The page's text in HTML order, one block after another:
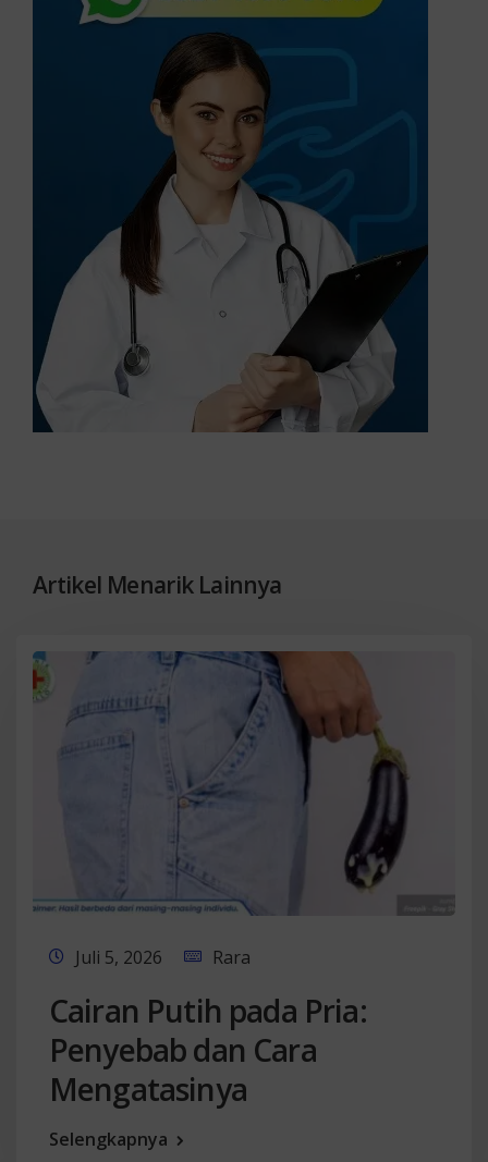
Artikel Menarik Lainnya
Juli 5, 2026 Rara
Cairan Putih pada Pria:
Penyebab dan Cara
Mengatasinya
Selengkapnya